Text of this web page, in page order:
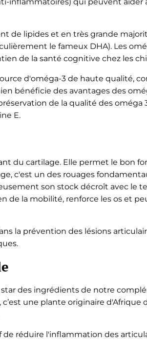
de lipides et en très grande
le fameux DHA). Les
de la santé cognitive chez les
d'oméga-3 de haute qualité,
bénéficie des avantages des
de la qualité des oméga
E.
du cartilage. Elle permet le bon
c'est un des rouages
son stock décroît avec le
de la mobilité, renforce les os et
la prévention des lésions
des ingrédients de notre
, c’est une plante originaire
réduire l'inflammation des